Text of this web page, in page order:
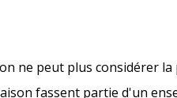
ne peut plus considérer la
fassent partie d'un